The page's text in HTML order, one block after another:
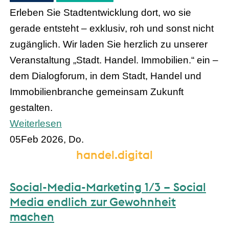
Erleben Sie Stadtentwicklung dort, wo sie
gerade entsteht – exklusiv, roh und sonst nicht
zugänglich. Wir laden Sie herzlich zu unserer
Veranstaltung „Stadt. Handel. Immobilien.“ ein –
dem Dialogforum, in dem Stadt, Handel und
Immobilienbranche gemeinsam Zukunft
gestalten.
Weiterlesen
05Feb 2026, Do.
handel.digital
Social-Media-Marketing 1/3 – Social
Media endlich zur Gewohnheit
machen